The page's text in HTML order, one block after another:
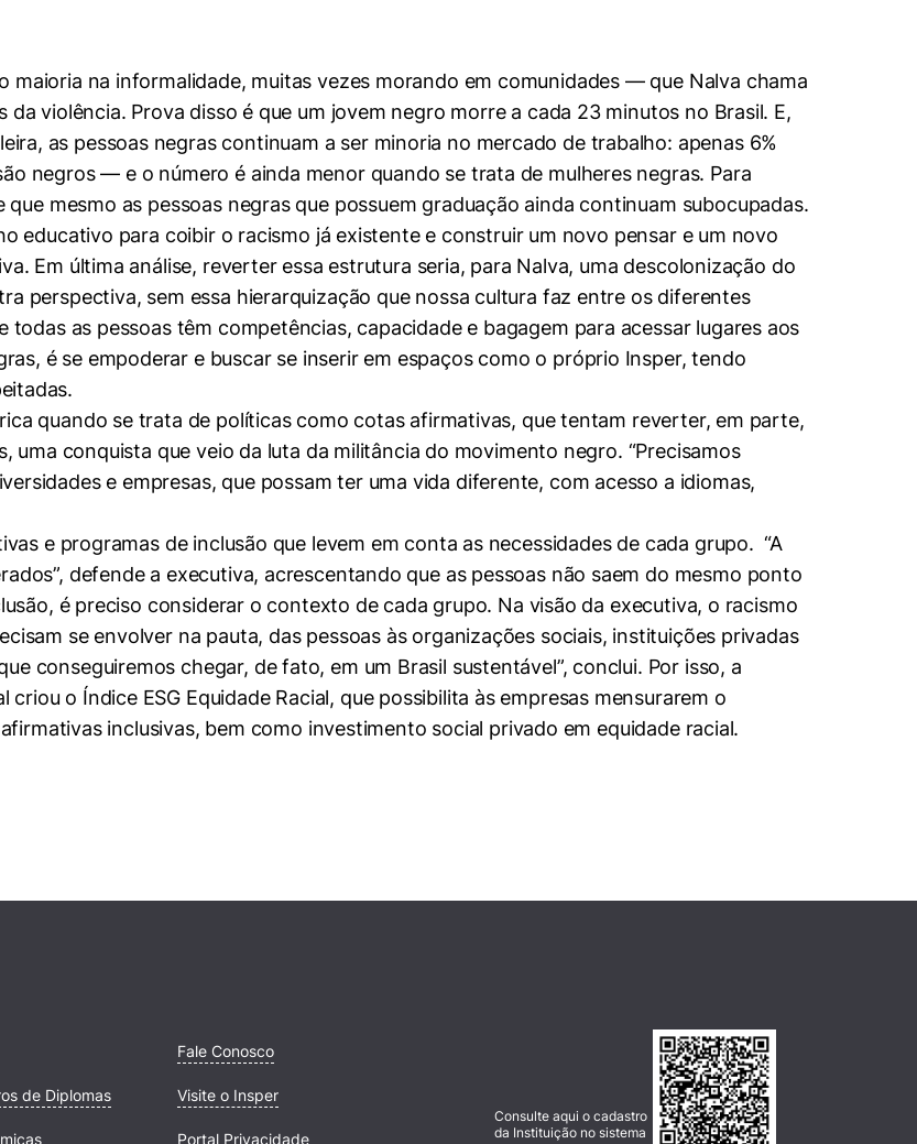
maioria na informalidade, muitas vezes morando em comunidades — que Nalva chama
da violência. Prova disso é que um jovem negro morre a cada 23 minutos no Brasil. E,
as pessoas negras continuam a ser minoria no mercado de trabalho: apenas 6%
negros — e o número é ainda menor quando se trata de mulheres negras. Para
mesmo as pessoas negras que possuem graduação ainda continuam subocupadas.
educativo para coibir o racismo já existente e construir um novo pensar e um novo
Em última análise, reverter essa estrutura seria, para Nalva, uma descolonização do
perspectiva, sem essa hierarquização que nossa cultura faz entre os diferentes
todas as pessoas têm competências, capacidade e bagagem para acessar lugares aos
é se empoderar e buscar se inserir em espaços como o próprio Insper, tendo
quando se trata de políticas como cotas afirmativas, que tentam reverter, em parte,
uma conquista que veio da luta da militância do movimento negro. “Precisamos
e empresas, que possam ter uma vida diferente, com acesso a idiomas,
e programas de inclusão que levem em conta as necessidades de cada grupo. “A
defende a executiva, acrescentando que as pessoas não saem do mesmo ponto
é preciso considerar o contexto de cada grupo. Na visão da executiva, o racismo
se envolver na pauta, das pessoas às organizações sociais, instituições privadas
conseguiremos chegar, de fato, em um Brasil sustentável”, conclui. Por isso, a
o Índice ESG Equidade Racial, que possibilita às empresas mensurarem o
inclusivas, bem como investimento social privado em equidade racial.
de Diplomas
Fale Conosco
Visite o Insper
Portal Privacidade
Consulte aqui o cadastro
da Instituição no sistema